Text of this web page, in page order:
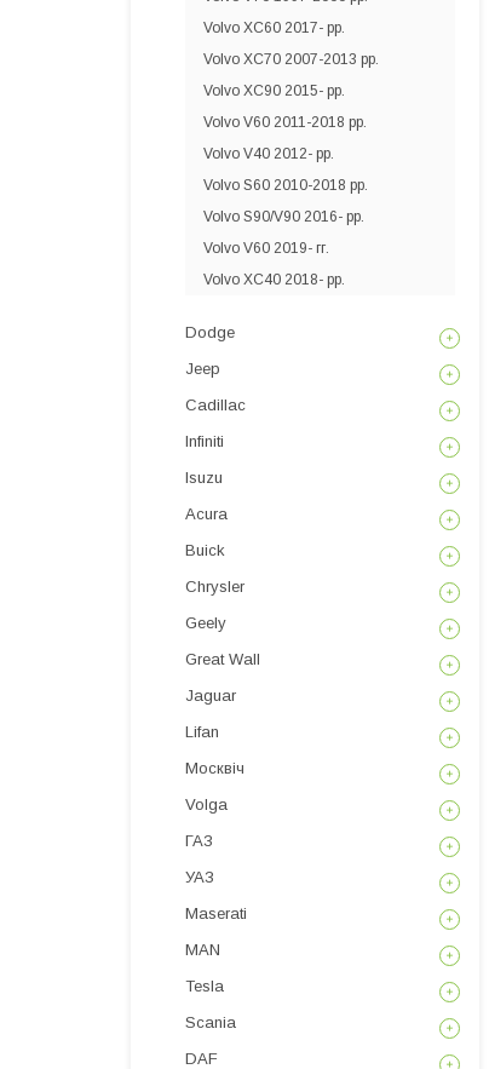
Volvo XC60 2017- рр.
Volvo XC70 2007-2013 рр.
Volvo XC90 2015- рр.
Volvo V60 2011-2018 рр.
Volvo V40 2012- рр.
Volvo S60 2010-2018 рр.
Volvo S90/V90 2016- рр.
Volvo V60 2019- гг.
Volvo XC40 2018- рр.
Dodge
Jeep
Cadillac
Infiniti
Isuzu
Acura
Buick
Chrysler
Geely
Great Wall
Jaguar
Lifan
Москвіч
Volga
ГАЗ
УАЗ
Maserati
MAN
Tesla
Scania
DAF